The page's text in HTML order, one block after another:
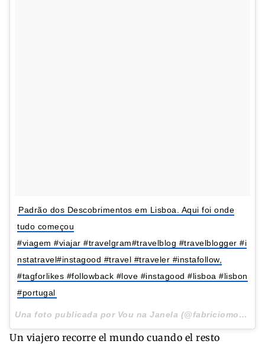
Padrão dos Descobrimentos em Lisboa. Aqui foi onde
tudo começou
#viagem #viajar #travelgram#travelblog #travelblogger #i
nstatravel#instagood #travel #traveler #instafollow,
#tagforlikes #followback #love #instagood #lisboa #lisbon
#portugal
Una foto publicada por Vou na Janela (@fabriciomoura) el
Un viajero recorre el mundo cuando el resto